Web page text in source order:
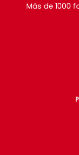
Más de 1000